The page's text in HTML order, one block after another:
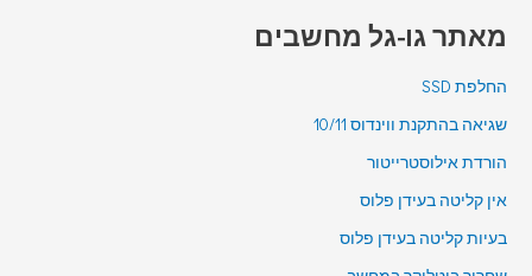
מאתר גו-גל מחשבים
החלפת SSD
שגיאה בהתקנת ווינדוס 10/11
הורדת אילוסטרייטור
אין קליטה בעידן פלוס
בעיות קליטה בעידן פלוס